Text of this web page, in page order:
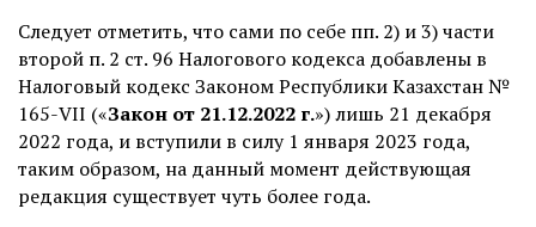
Следует отметить, что сами по себе пп. 2) и 3) части
второй п. 2 ст. 96 Налогового кодекса добавлены в
Налоговый кодекс Законом Республики Казахстан №
165-VII («Закон от 21.12.2022 г.») лишь 21 декабря
2022 года, и вступили в силу 1 января 2023 года,
таким образом, на данный момент действующая
редакция существует чуть более года.